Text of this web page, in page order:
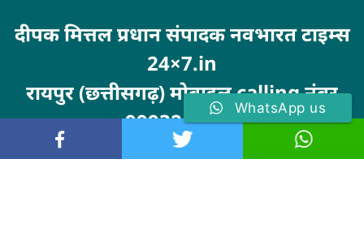
दीपक मित्तल प्रधान संपादक नवभारत टाइम्स
24×7.in
रायपुर (छत्तीसगढ़) मोबाइल calling नंबर
9993246100
MarketingHack4U
WhatsApp us